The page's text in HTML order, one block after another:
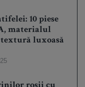
10 piese
materialul
textură luxoasă